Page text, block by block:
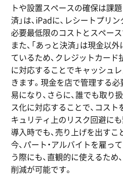
トや設置スペースの確保は課題
済」は、iPadに、レシートプリ
必要最低限のコストとスペース
また、「あっと決済」は現金以
ているため、クレジットカード
に対応することでキャッシュ
きます。現金を店で管理する必
易になり、さらに、誰でも取り
ス化に対応することで、コスト
キュリティ上のリスク回避に
導入時でも、売り上げを出すこ
今、パート・アルバイトを雇っ
う際にも、直観的に使えるため
削減が可能です。